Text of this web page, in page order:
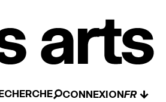
CONNEXION ↓